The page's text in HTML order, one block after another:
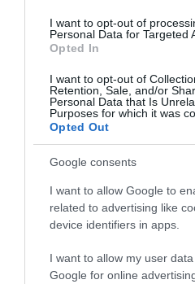
I want to opt-out of
Personal Data for Targeted
Opted In
I want to opt-out of
Retention, Sale, and/or
Personal Data that Is
Purposes for which it was
Opted Out
Google consents
I want to allow Google to
related to advertising like
device identifiers in apps.
I want to allow my user
Google for online
08.08.2026 | 17:00
κράνος!
08.08.2026 | 16:40